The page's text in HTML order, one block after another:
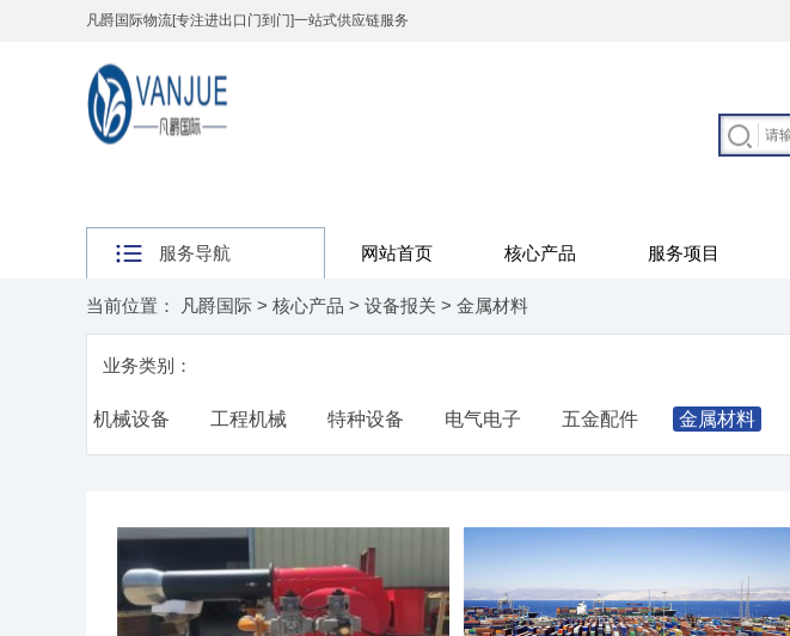
凡爵国际物流[专注进出口门到门]一站式供应链服务
服务导航 网站首页 核心产品 服务项目
当前位置： 凡爵国际 > 核心产品 > 设备报关 > 金属材料
业务类别：
机械设备 工程机械 特种设备 电气电子 五金配件 金属材料